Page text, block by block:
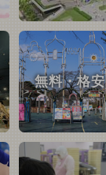
無料・格安